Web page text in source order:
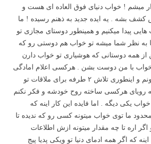
میشم ! خواب دنیای فوق العاده ای هست و
کشف بشه . یه ایده جدید به ذهنم رسیده ! ما
پیدا میکنیم و همینطور دوستای مجازی تو
به نظر شما میشه تو خواب هم دوستی رو که
از همه دوستانی که هوشیاری تو خواب دارن
با من دوست بشن . هرکسی اعلام امادگی
کنه باید اسمش رو بدونم و اینطوری تلاش ۲ طرفه برای ملاقات تو
رویای هرکسی ساخته روح خودشه و فکر نکنم
یکی دیگه . اما فایده این کار اینه که
ما توی خواب میتونه کسی رو که ندیده تا
اره تا چه مقدار میتونه ازش اطلاعات
که اگر همه ادمای دنیا تو ویکی پدیا پیج